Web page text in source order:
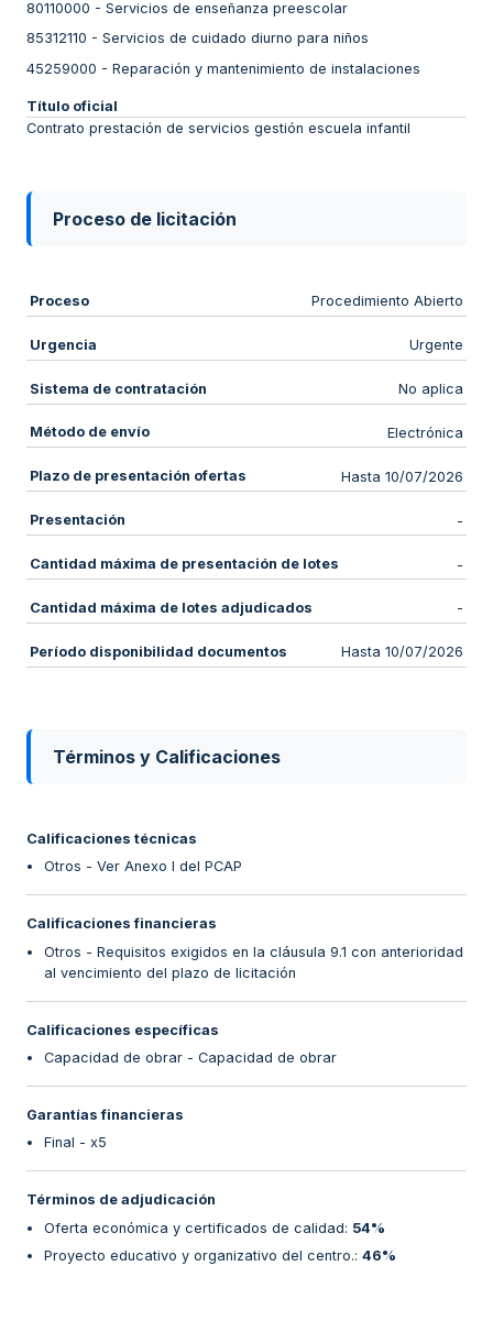
80110000 - Servicios de enseñanza preescolar
85312110 - Servicios de cuidado diurno para niños
45259000 - Reparación y mantenimiento de instalaciones
Título oficial
Contrato prestación de servicios gestión escuela infantil
Proceso de licitación
Proceso Procedimiento Abierto
Urgencia Urgente
Sistema de contratación No aplica
Método de envío Electrónica
Plazo de presentación ofertas Hasta 10/07/2026
Presentación -
Cantidad máxima de presentación de lotes -
Cantidad máxima de lotes adjudicados -
Período disponibilidad documentos Hasta 10/07/2026
Términos y Calificaciones
Calificaciones técnicas
Otros - Ver Anexo I del PCAP
Calificaciones financieras
Otros - Requisitos exigidos en la cláusula 9.1 con anterioridad
al vencimiento del plazo de licitación
Calificaciones específicas
Capacidad de obrar - Capacidad de obrar
Garantías financieras
Final - x5
Términos de adjudicación
Oferta económica y certificados de calidad: 54%
Proyecto educativo y organizativo del centro.: 46%